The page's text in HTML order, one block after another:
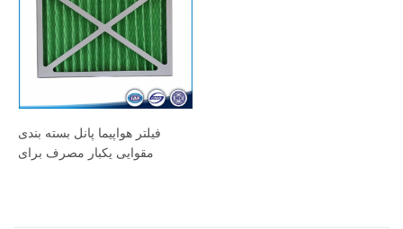
فیلتر هواپیما پانل بسته بندی
مقوایی یکبار مصرف برای